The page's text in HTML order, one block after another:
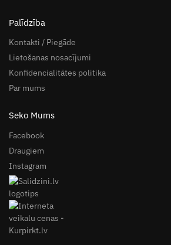
Palīdzība
Kontakti / Piegāde
Lietošanas nosacījumi
Konfidencialitātes politika
Par mums
Seko Mums
Facebook
Draugiem
Instagram